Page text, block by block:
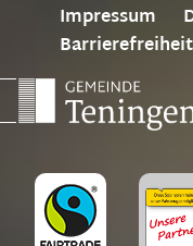
Impressum
Barrierefreiheit